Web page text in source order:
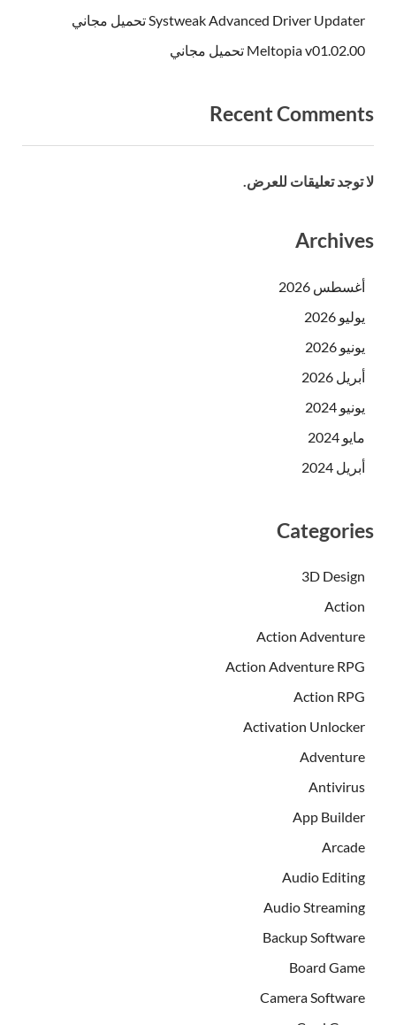
Systweak Advanced Driver Updater تحميل مجاني
Meltopia v01.02.00 تحميل مجاني
Recent Comments
لا توجد تعليقات للعرض.
Archives
أغسطس 2026
يوليو 2026
يونيو 2026
أبريل 2026
يونيو 2024
مايو 2024
أبريل 2024
Categories
3D Design
Action
Action Adventure
Action Adventure RPG
Action RPG
Activation Unlocker
Adventure
Antivirus
App Builder
Arcade
Audio Editing
Audio Streaming
Backup Software
Board Game
Camera Software